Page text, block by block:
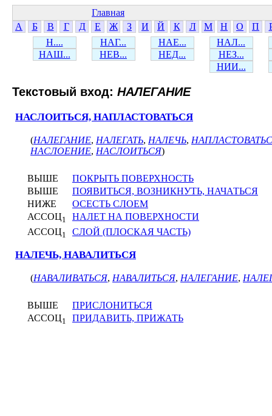
Главная
А
Б В Г Д Е Ж З И Й К Л М Н О П
Н....
НАГ... НАЕ...
НАЛ...
НАШ...
НЕВ... НЕД...
НЕЗ...
НИИ...
Текстовый вход: НАЛЕГАНИЕ
НАСЛОИТЬСЯ, НАПЛАСТОВАТЬСЯ
(НАЛЕГАНИЕ, НАЛЕГАТЬ, НАЛЕЧЬ,
НАСЛОЕНИЕ, НАСЛОИТЬСЯ)
ВЫШЕ
ПОКРЫТЬ ПОВЕРХНОСТЬ
ВЫШЕ
ПОЯВИТЬСЯ, ВОЗНИКНУТЬ, НАЧАТЬСЯ
НИЖЕ
ОСЕСТЬ СЛОЕМ
АССОЦ1
НАЛЕТ НА ПОВЕРХНОСТИ
АССОЦ1 СЛОЙ (ПЛОСКАЯ ЧАСТЬ)
НАЛЕЧЬ, НАВАЛИТЬСЯ
(НАВАЛИВАТЬСЯ, НАВАЛИТЬСЯ, НАЛЕГАНИЕ,
ВЫШЕ
ПРИСЛОНИТЬСЯ
АССОЦ1 ПРИДАВИТЬ, ПРИЖАТЬ